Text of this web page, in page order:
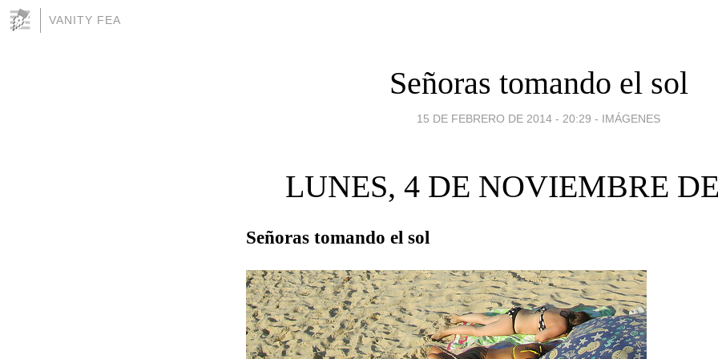
VANITY FEA
Señoras tomando el sol
15 DE FEBRERO DE 2014 - 20:29 - IMÁGENES
LUNES, 4 DE NOVIEMBRE
Señoras tomando el sol